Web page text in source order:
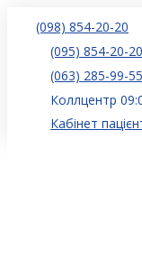
(098) 854-20-20
(095) 854-20-20
(063) 285-99-55
Коллцентр
Кабінет